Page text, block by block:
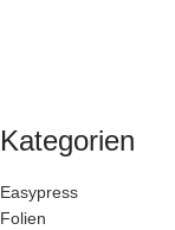
Kategorien
Easypress
Folien